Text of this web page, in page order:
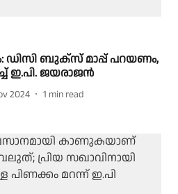
ഡിസി ബുക്‌സ്‌ മാപ്പ് പറയണം,
ഇ.പി. ജയരാജൻ
2024 1 min read